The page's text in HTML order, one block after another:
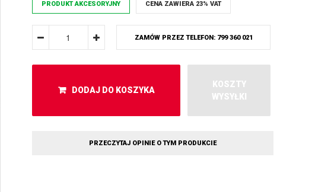
PRODUKT AKCESORYJNY CENA ZAWIERA 23% VAT
ZAMÓW PRZEZ TELEFON: 799 360 021
DODAJ DO KOSZYKA
KOSZTY
WYSYŁKI
PRZECZYTAJ OPINIE O TYM PRODUKCIE